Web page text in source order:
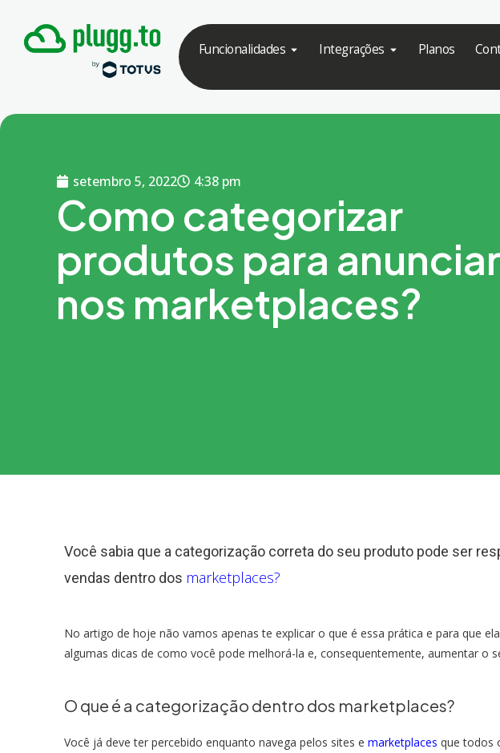
Funcionalidades Integrações Planos
setembro 5, 2022 4:38 pm
Como categorizar
produtos para anunciar
nos marketplaces?
Você sabia que a categorização correta do seu produto pode ser
vendas dentro dos marketplaces?
No artigo de hoje não vamos apenas te explicar o que é essa prática e para que
algumas dicas de como você pode melhorá-la e, consequentemente, aumentar o
O que é a categorização dentro dos marketplaces?
Você já deve ter percebido enquanto navega pelos sites e marketplaces que todos